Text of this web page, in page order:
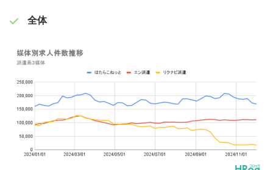
全体